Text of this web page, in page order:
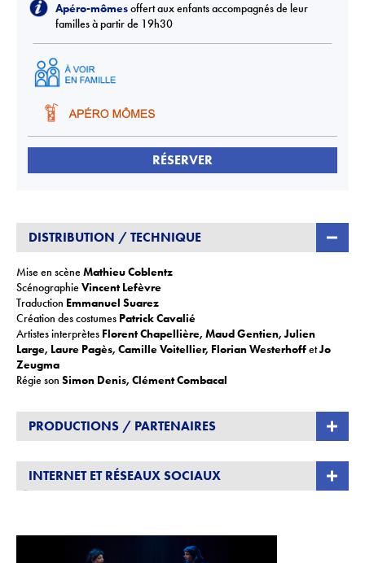
Apéro-mômesoffert aux enfants accompagnés de leur
familles à partir de 19h30
RÉSERVER
DISTRIBUTION / TECHNIQUE
Mise en scèneMathieu Coblentz
ScénographieVincent Lefèvre
Traduction Emmanuel Suarez
Création des costumes Patrick Cavalié
Artistes interprètes Florent Chapellière, Maud Gentien, Julien
Large, Laure Pagès, Camille Voitellier, Florian WesterhoffetJo
Zeugma
Régie son Simon Denis, Clément Combacal
PRODUCTIONS / PARTENAIRES
CoproductionThéâtre National Populaire, Villeurbanne ;
, Saint-
Michel-sur-Orge ;L’Archipel, Pôle d’action culturelle de la ville de
agglomération;Théâtre du Champ au Roy– Scène conventionnée
d’intérêt national mention art et création pour le théâtre, Guingamp.
INTERNET ET RÉSEAUX SOCIAUX